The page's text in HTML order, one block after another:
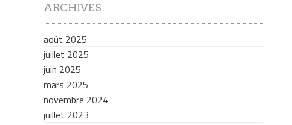
ARCHIVES
août 2025
juillet 2025
juin 2025
mars 2025
novembre 2024
juillet 2023